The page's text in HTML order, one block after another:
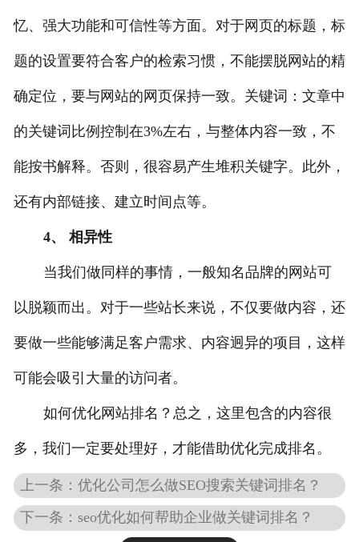
忆、强大功能和可信性等方面。对于网页的标题，标
题的设置要符合客户的检索习惯，不能摆脱网站的精
确定位，要与网站的网页保持一致。关键词：文章中
的关键词比例控制在3%左右，与整体内容一致，不
能按书解释。否则，很容易产生堆积关键字。此外，
还有内部链接、建立时间点等。
4、 相异性
当我们做同样的事情，一般知名品牌的网站可
以脱颖而出。对于一些站长来说，不仅要做内容，还
要做一些能够满足客户需求、内容迥异的项目，这样
可能会吸引大量的访问者。
如何优化网站排名？总之，这里包含的内容很
多，我们一定要处理好，才能借助优化完成排名。
上一条：优化公司怎么做SEO搜索关键词排名？
下一条：seo优化如何帮助企业做关键词排名？